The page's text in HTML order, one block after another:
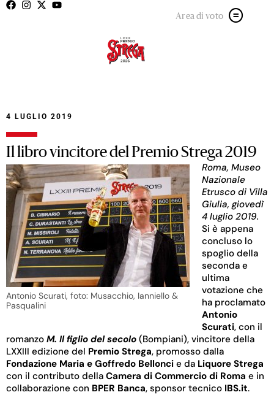
Area di voto
4 LUGLIO 2019
Il libro vincitore del Premio Strega 2019
Antonio Scurati, foto: Musacchio, Ianniello &
Pasqualini
Roma, Museo
Nazionale
Etrusco di Villa
Giulia, giovedì
4 luglio 2019.
Si è appena
concluso lo
spoglio della
seconda e
ultima
votazione che
ha proclamato
Antonio
Scurati, con il
romanzo M. Il figlio del secolo (Bompiani), vincitore della
LXXIII edizione del Premio Strega, promosso dalla
Fondazione Maria e Goffredo Bellonci e da Liquore Strega
con il contributo della Camera di Commercio di Roma e in
collaborazione con BPER Banca, sponsor tecnico IBS.it.